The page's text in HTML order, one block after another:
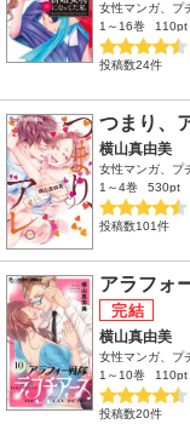
女性マンガ、プ
1～16巻
110pt
投稿数24件
つまり、
横山真由美
女性マンガ、プ
1～4巻
530pt
投稿数101件
アラフォ
横山真由美
女性マンガ、プ
1～10巻
110pt
投稿数20件